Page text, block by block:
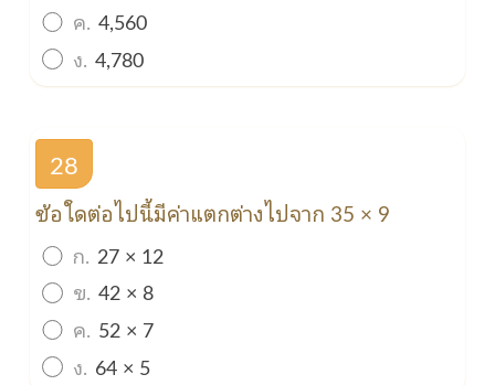
ค. 4,560
ง. 4,780
28
ข้อใดต่อไปนี้มีค่าแตกต่างไปจาก 35 × 9
ก. 27 × 12
ข. 42 × 8
ค. 52 × 7
ง. 64 × 5